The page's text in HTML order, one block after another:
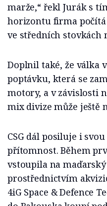
marže,“ řekl Jurák s
horizontu firma
ve středních stovkách
Doplnil také, že válka
poptávku, která se
motory, a v závislosti
mix divize může ještě
CSG dál posiluje i
přítomnost. Během
vstoupila na
prostřednictvím
4iG Space & Defence